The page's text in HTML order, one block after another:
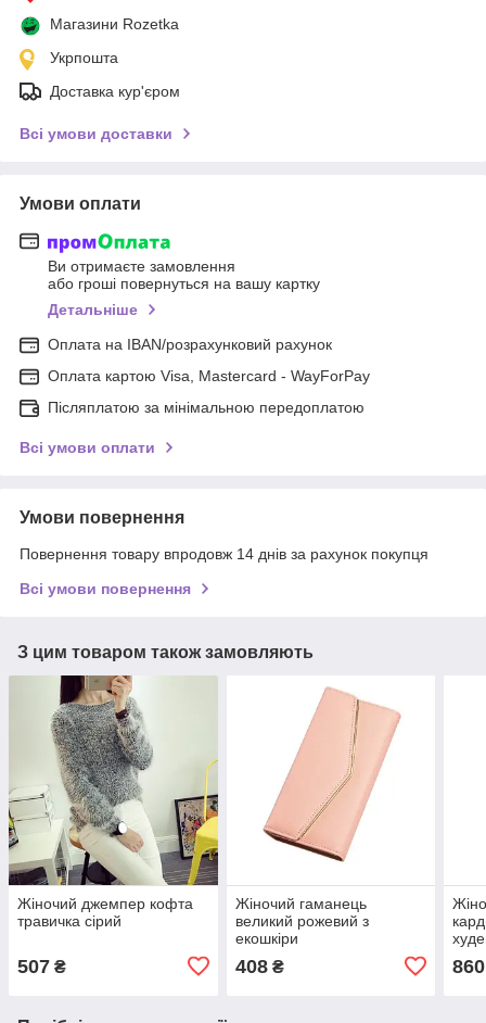
Магазини Rozetka
Укрпошта
Доставка кур'єром
Всі умови доставки
Умови оплати
Ви отримаєте замовлення
або гроші повернуться на вашу картку
Детальніше
Оплата на IBAN/розрахунковий рахунок
Оплата картою Visa, Mastercard - WayForPay
Післяплатою за мінімальною передоплатою
Всі умови оплати
Умови повернення
Повернення товару впродовж 14 днів за рахунок покупця
Всі умови повернення
З цим товаром також замовляють
Жіночий джемпер кофта
травичка сірий
507 ₴
Жіночий гаманець
великий рожевий з
екошкіри
408₴ 860